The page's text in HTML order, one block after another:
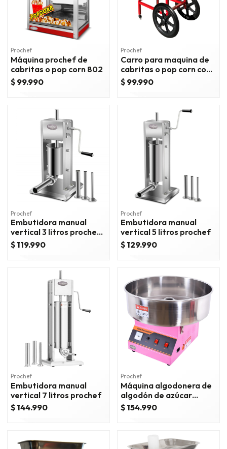
Prochef
Máquina prochef de
cabritas o pop corn 802
$ 99.990
Prochef
Carro para maquina de
cabritas o pop corn con
puerta
$ 99.990
Prochef
Embutidora manual
vertical 3 litros prochef
(eb)
$ 119.990
Prochef
Embutidora manual
vertical 5 litros prochef
$ 129.990
Prochef
Embutidora manual
vertical 7 litros prochef
$ 144.990
Prochef
Máquina algodonera de
algodón de azúcar
sobremesa
$ 154.990